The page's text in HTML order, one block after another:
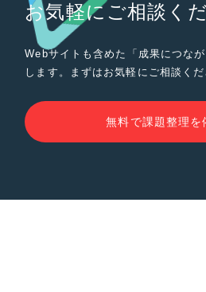
お気軽にご相談く
Webサイトも含めた「成果につな
します。まずはお気軽にご相談くだ
無料で課題整理を